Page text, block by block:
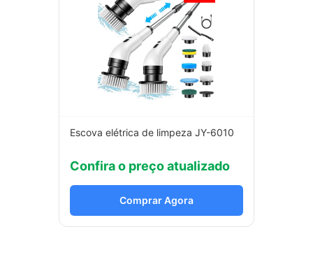
Escova elétrica de limpeza JY-6010
Confira o preço atualizado
Comprar Agora